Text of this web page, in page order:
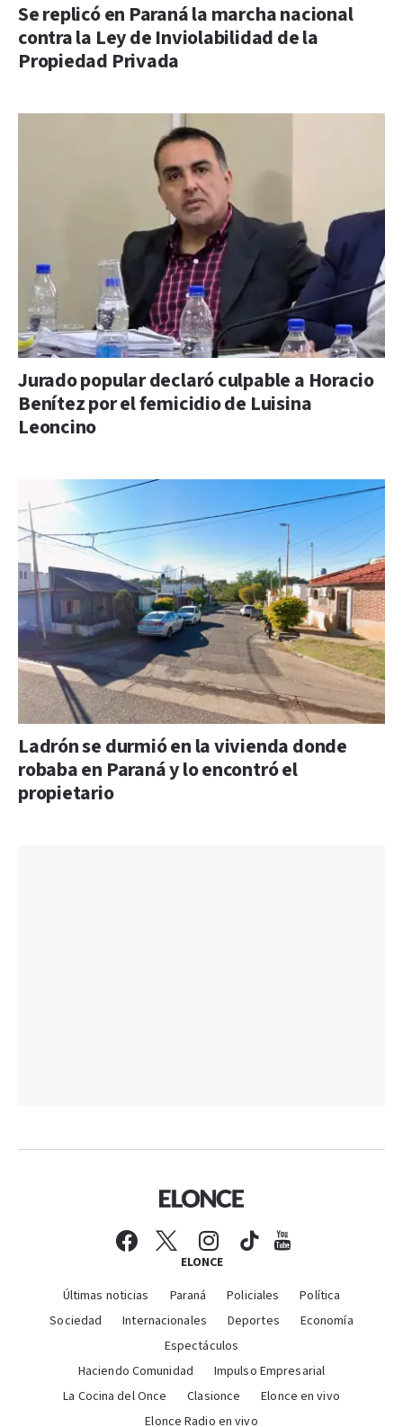
Se replicó en Paraná la marcha nacional
contra la Ley de Inviolabilidad de la
Propiedad Privada
Jurado popular declaró culpable a Horacio
Benítez por el femicidio de Luisina
Leoncino
Ladrón se durmió en la vivienda donde
robaba en Paraná y lo encontró el
propietario
ELONCE
Últimas noticias Paraná Policiales
Política
Sociedad
Internacionales Deportes
Economía
Espectáculos
Haciendo Comunidad
Impulso Empresarial
La Cocina del Once
Clasionce
Elonce en vivo
Elonce Radio en vivo